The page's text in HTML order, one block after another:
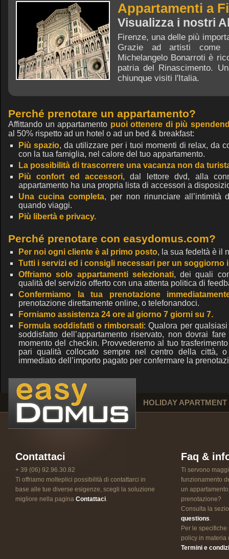
Appartamenti a
Visualizza i nostri
Firenze, una delle più
Grazie ad artisti come
Michelangelo Bonarroti è
patria del Rinascimento.
chiunque visiti l'Italia.
Perché prenotare un appartamento?
Affittando un appartamento puoi ottenere di più
al 50% rispetto ad un hotel o ad un bed & breakfast:
Più spazio, da utilizzare per i tuoi momenti di relax, da
con la tua famiglia, nel calore del tuo appartamento.
La possibilità di trascorrere una vacanza non da
Più confort ed accessori, dal lettore dvd, alla
appartamento ha una propria lista di accessori a
Una cucina completa, per non rinunciare all’intimità
quando viaggi.
Più libertà e privacy.
Perché prenotare con easydomus.com?
Per noi ogni cliente è al primo posto, la sua fedeltà è il
Tutti i servizi ed i consigli necessari per un soggiorno
Offriamo solo appartamenti selezionati, dei quali
qualità del servizio offerto con una attenta politica di
Confermiamo la tua prenotazione
prenotazione direttamente online, o telefonandoci.
Forniamo assistenza 24 ore al giorno 7 giorni su 7.
Formula soddisfatti o rimborsati: Qualora per
soddisfatto dell’appartamento riservato, non dovrai
momento del checkin. Provvederemo al tuo
pari qualità collocato sempre nel centro della città,
immediato dell’importo pagato per confermare la
HOLIDAY
Contattaci
+ 39 (06) 92.96.30.82
Ti offriamo molteplici possibilità di contattarci in
base alle tue diverse esigenze, scegli la soluzione
migliore nella pagina Contattaci.
Faq &
Ti servono
funzionamento
un
prenotazione?
Consulta la
questions.
Per le
policy in materia
Termini e